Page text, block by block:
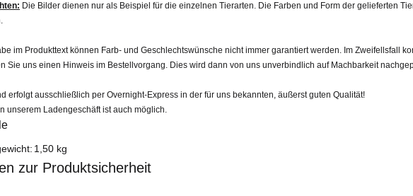
Die Bilder dienen nur als Beispiel für die einzelnen Tierarten. Die Farben und Form der gelieferten
im Produkttext können Farb- und Geschlechtswünsche nicht immer garantiert werden. Im Zweifellsfall
Sie uns einen Hinweis im Bestellvorgang. Dies wird dann von uns unverbindlich auf Machbarkeit
erfolgt ausschließlich per Overnight-Express in der für uns bekannten, äußerst guten Qualität!
unserem Ladengeschäft ist auch möglich.
1,50 kg
zur Produktsicherheit